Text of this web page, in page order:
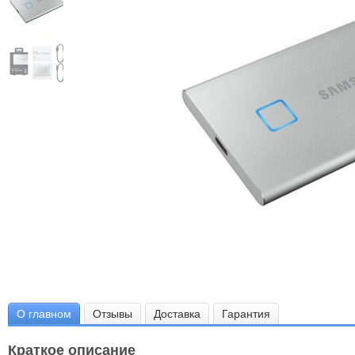
О главном Отзывы Доставка Гарантия
Краткое описание